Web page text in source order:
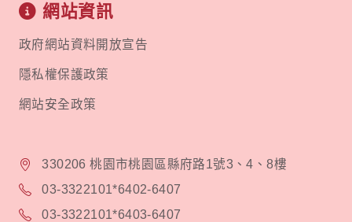
網站資訊
政府網站資料開放宣告
隱私權保護政策
網站安全政策
330206 桃園市桃園區縣府路1號3、4、8樓
03-3322101*6402-6407
03-3322101*6403-6407